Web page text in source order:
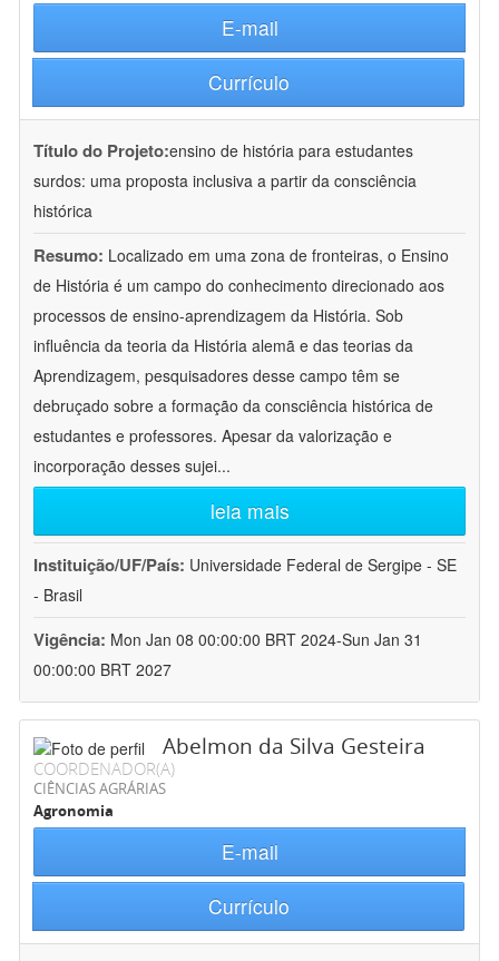
E-mail
Currículo
Título do Projeto:ensino de história para estudantes
surdos: uma proposta inclusiva a partir da consciência
histórica
Resumo: Localizado em uma zona de fronteiras, o Ensino
de História é um campo do conhecimento direcionado aos
processos de ensino-aprendizagem da História. Sob
influência da teoria da História alemã e das teorias da
Aprendizagem, pesquisadores desse campo têm se
debruçado sobre a formação da consciência histórica de
estudantes e professores. Apesar da valorização e
incorporação desses sujei...
leia mais
Instituição/UF/País: Universidade Federal de Sergipe - SE
- Brasil
Vigência: Mon Jan 08 00:00:00 BRT 2024-Sun Jan 31
00:00:00 BRT 2027
Abelmon da Silva Gesteira
COORDENADOR(A)
CIÊNCIAS AGRÁRIAS
Agronomia
E-mail
Currículo